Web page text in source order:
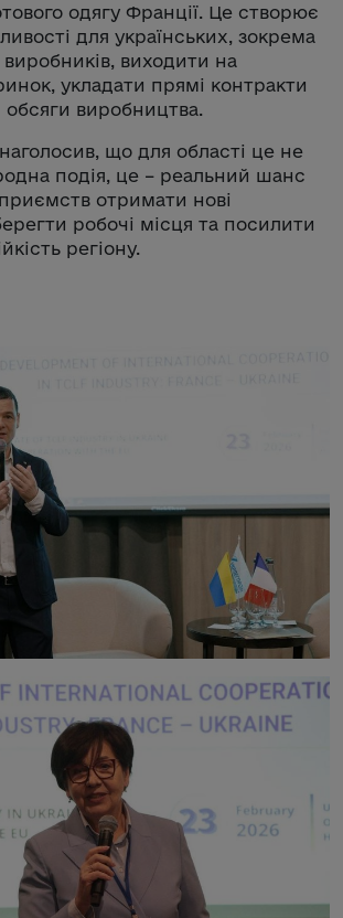
одягу Франції. Це створює
для українських, зокрема
виробників, виходити на
укладати прямі контракти
виробництва.
що для області це не
подія, це – реальний шанс
отримати нові
робочі місця та посилити
регіону.